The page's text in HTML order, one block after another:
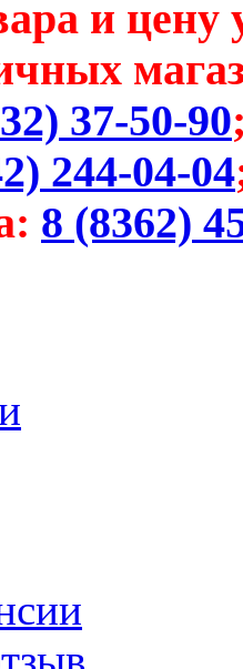
и цену
37-50-90
244-04-04
8 (8362)